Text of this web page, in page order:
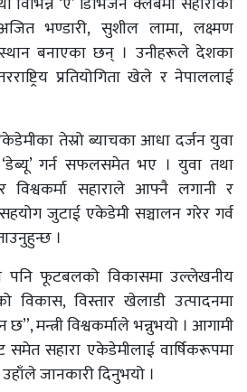
भण्डारी, सुशील लामा, लक्ष्मण
बनाएका छन् । उनीहरूले देशका
प्रतियोगिता खेले र नेपाललाई
तेस्रो ब्याचका आधा दर्जन युवा
‘डेब्यू’ गर्न सफलसमेत भए । युवा तथा
विश्वकर्मा सहाराले आफ्नै लगानी र
जुटाई एकेडेमी सञ्चालन गरेर गर्व
।
पनि फूटबलको विकासमा उल्लेखनीय
विस्तार खेलाडी उत्पादनमा
मन्त्री विश्वकर्माले भन्नुभयो । आगामी
समेत सहारा एकेडेमीलाई वार्षिकरूपमा
जानकारी दिनुभयो ।